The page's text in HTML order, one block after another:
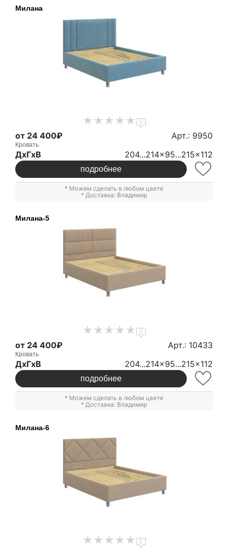
Милана
0
от 24 400₽ Арт.: 9950
Кровать
ДxГxВ 204...214x95...215x112
подробнее
* Можем сделать в любом цвете
* Доставка: Владимир
Милана-5
0
от 24 400₽ Арт.: 10433
Кровать
ДxГxВ 204...214x95...215x112
подробнее
* Можем сделать в любом цвете
* Доставка: Владимир
Милана-6
0